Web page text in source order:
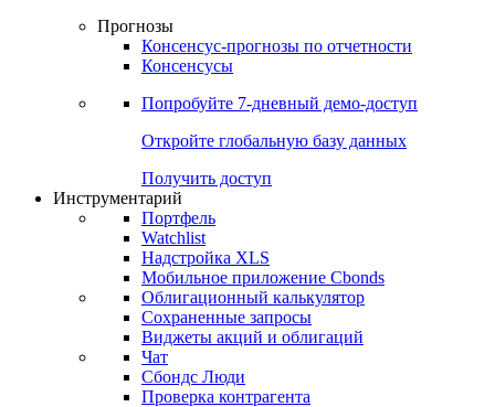
Прогнозы
Консенсус-прогнозы по отчетности
Консенсусы
Попробуйте 7-дневный демо-доступ
Откройте глобальную базу данных
Получить доступ
Инструментарий
Портфель
Watchlist
Надстройка XLS
Мобильное приложение Cbonds
Облигационный калькулятор
Сохраненные запросы
Виджеты акций и облигаций
Чат
Сбондс Люди
Проверка контрагента